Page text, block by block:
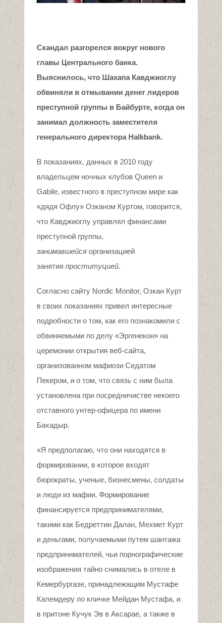
Скандал разгорелся вокруг нового
главы Центрального банка.
Выяснилось, что ШахапаКавджиоглу
обвиняли в отмывании денег лидеров
преступной группы в Байбурте, когда он
занимал должность заместителя
генерального директора Halkbank.
В показаниях, данных в 2010 году
владельцем ночных клубов Queen и
Gabile, известного в преступном мире как
«дядя Офлу» Озканом Куртом, говорится,
что Кавджиоглу управлял финансами
преступной группы,
занимавшейся организацией
занятия проституцией.
Согласно сайту Nordic Monitor, Озкан Курт
в своих показаниях привел интересные
подробности о том, как его познакомили с
обвиняемыми по делу «Эргенекон» на
церемонии открытия веб-сайта,
организованном мафиози Седатом
Пекером, и о том, что связь с ним была
установлена при посредничистве некоего
отставного унтер-офицера по имени
Бахадыр.
«Я предполагаю, что они находятся в
формировании, в которое входят
бюрократы, ученые, бизнесмены, солдаты
и люди из мафии. Формирование
финансируется предпринимателями,
такими как Бедреттин Далан, Мехмет Курт
и деньгами, получаемыми путем шантажа
предпринимателей, чьи порнографические
изображения тайно снимались в отеле в
Кемербургазе, принадлежащим Мустафе
Калемдеру по кличке Мейдан Мустафа, и
в притоне Кучук Эв в Аксарае, а также в